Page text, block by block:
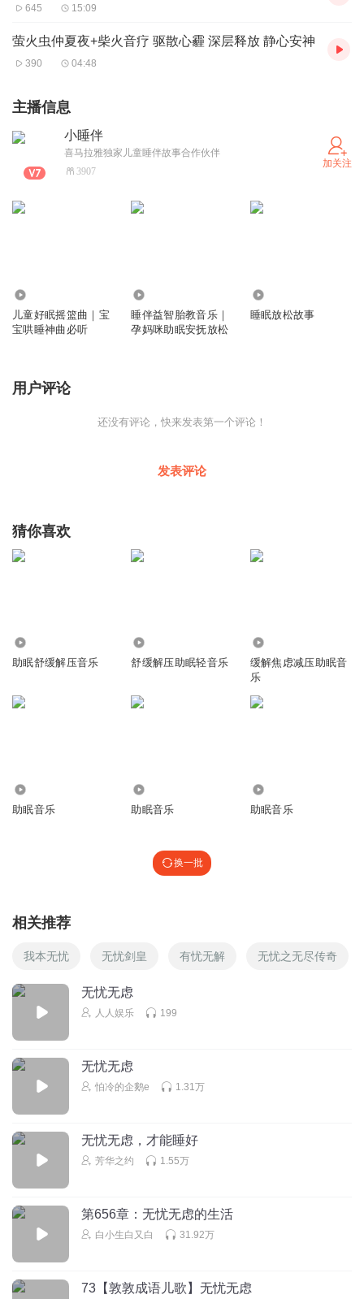
645 15:09
萤火虫仲夏夜+柴火音疗 驱散心霾 深层释放 静心安神
390 04:48
主播信息
小睡伴
喜马拉雅独家儿童睡伴故事合作伙伴
3907
加关注
儿童好眠摇篮曲｜宝
宝哄睡神曲必听
睡伴益智胎教音乐｜
孕妈咪助眠安抚放松
睡眠放松故事
用户评论
还没有评论，快来发表第一个评论！
发表评论
猜你喜欢
助眠舒缓解压音乐 舒缓解压助眠轻音乐
缓解焦虑减压助眠音
乐
助眠音乐 助眠音乐 助眠音乐
换一批
相关推荐
我本无忧 无忧剑皇 有忧无解 无忧之无尽传奇
无忧无虑
人人娱乐 199
无忧无虑
怕冷的企鹅e 1.31万
无忧无虑，才能睡好
芳华之约 1.55万
第656章：无忧无虑的生活
白小生白又白 31.92万
73【敦敦成语儿歌】无忧无虑